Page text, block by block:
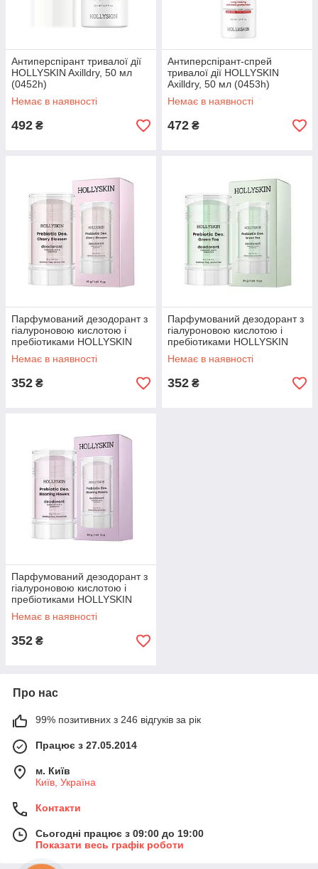
Антиперспірант тривалої дії
HOLLYSKIN Axilldry, 50 мл
(0452h)
Немає в наявності
492 ₴
Антиперспірант-спрей
тривалої дії HOLLYSKIN
Axilldry, 50 мл (0453h)
Немає в наявності
472 ₴
Парфумований дезодорант з
гіалуроновою кислотою і
пребіотиками HOLLYSKIN
Prebiotic Deo Cherry Blossom,
50 г (0314h)
Немає в наявності
352 ₴
Парфумований дезодорант з
гіалуроновою кислотою і
пребіотиками HOLLYSKIN
Prebiotic Deo Green Tea, 50 г
(0315h)
Немає в наявності
352 ₴
Парфумований дезодорант з
гіалуроновою кислотою і
пребіотиками HOLLYSKIN
Prebiotic Deo Blooming
Flowers, 50 г (0313h)
Немає в наявності
352 ₴
Про нас
99% позитивних з 246 відгуків за рік
Працює з 27.05.2014
м. Київ
Київ, Україна
Контакти
Сьогодні працює з 09:00 до 19:00
Показати весь графік роботи